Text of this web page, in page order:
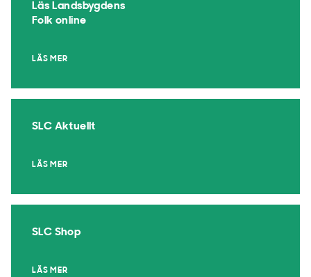
Läs Landsbygdens
Folk online
LÄS MER
SLC Aktuellt
LÄS MER
SLC Shop
LÄS MER